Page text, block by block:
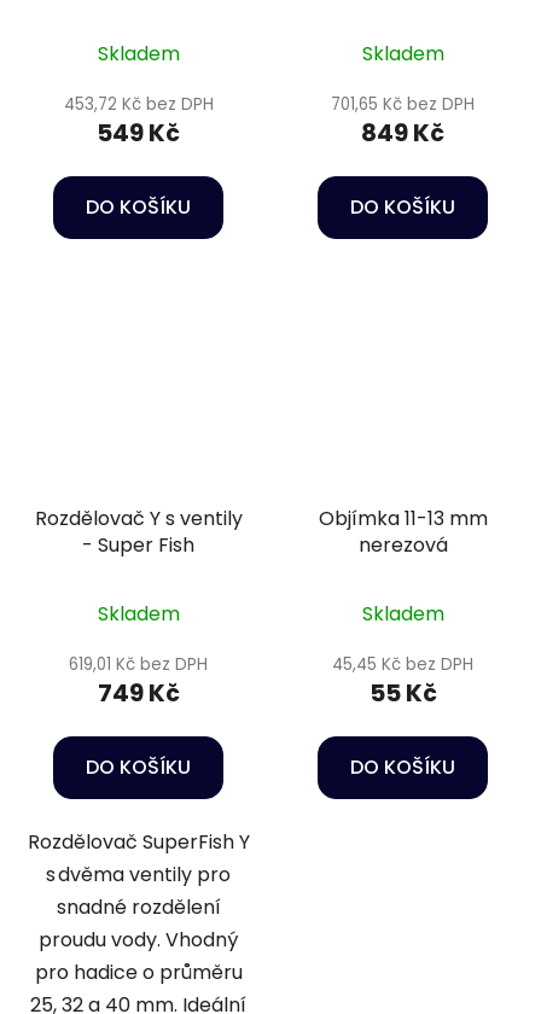
Skladem
453,72 Kč bez DPH
549 Kč
DO KOŠÍKU
Skladem
701,65 Kč bez DPH
849 Kč
DO KOŠÍKU
Rozdělovač Y s ventily
- Super Fish
Skladem
619,01 Kč bez DPH
749 Kč
DO KOŠÍKU
Rozdělovač SuperFish Y
s dvěma ventily pro
snadné rozdělení
proudu vody. Vhodný
pro hadice o průměru
25, 32 a 40 mm. Ideální
Objímka 11-13 mm
nerezová
Skladem
45,45 Kč bez DPH
55 Kč
DO KOŠÍKU